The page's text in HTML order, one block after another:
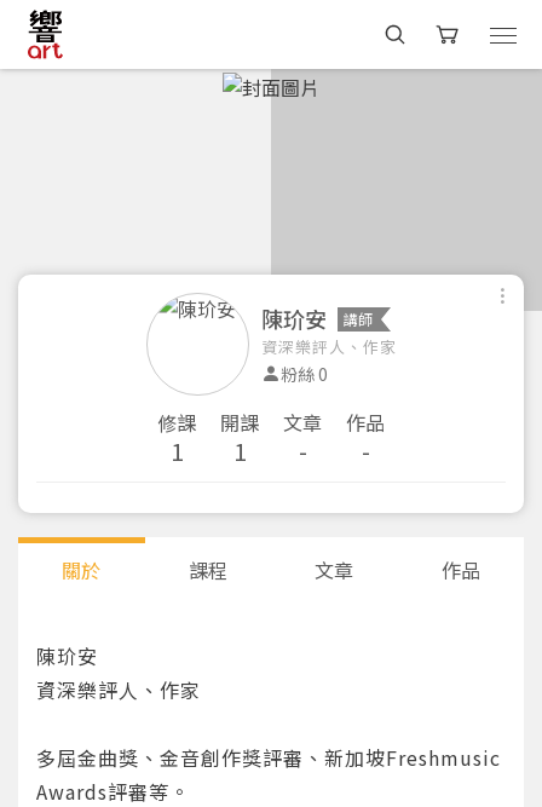
陳玠安 講師
資深樂評人、作家
粉絲 0
修課
1
開課
1
文章
-
作品
-
關於 課程 文章 作品
陳玠安
資深樂評人、作家
多屆金曲獎、金音創作獎評審、新加坡Freshmusic
Awards評審等。